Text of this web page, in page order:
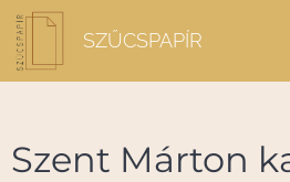
SZŰCSPAPÍR
Szent Márton